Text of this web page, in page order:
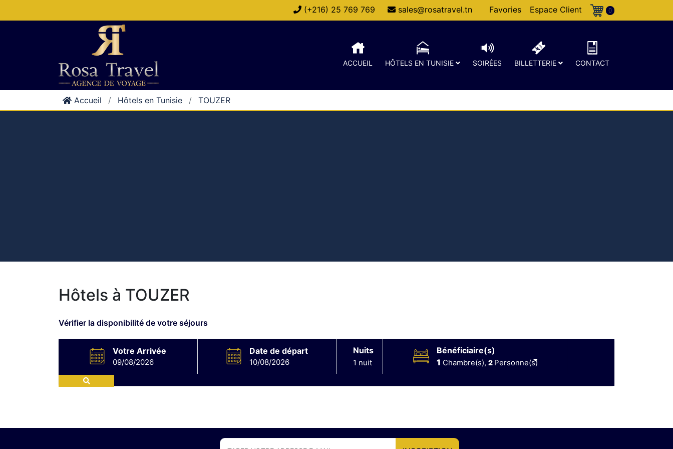
(+216) 25 769 769 sales@rosatravel.tn Favories Espace Client 0
ACCUEIL HÔTELS EN TUNISIE SOIRÉES BILLETTERIE CONTACT
Accueil Hôtels en Tunisie TOUZER
Hôtels à TOUZER
Vérifier la disponibilité de votre séjours
Votre Arrivée
09/08/2026
Date de départ
10/08/2026
Nuits
1 nuit
Bénéficiaire(s)
1 Chambre(s), 2 Personne(s)